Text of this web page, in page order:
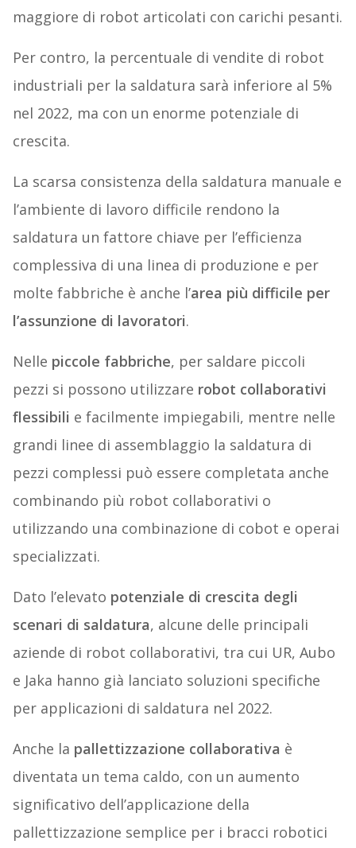
maggiore di robot articolati con carichi pesanti.
Per contro, la percentuale di vendite di robot
industriali per la saldatura sarà inferiore al 5%
nel 2022, ma con un enorme potenziale di
crescita.
La scarsa consistenza della saldatura manuale e
l’ambiente di lavoro difficile rendono la
saldatura un fattore chiave per l’efficienza
complessiva di una linea di produzione e per
molte fabbriche è anche l’area più difficile per
l’assunzione di lavoratori.
Nelle piccole fabbriche, per saldare piccoli
pezzi si possono utilizzare robot collaborativi
flessibili e facilmente impiegabili, mentre nelle
grandi linee di assemblaggio la saldatura di
pezzi complessi può essere completata anche
combinando più robot collaborativi o
utilizzando una combinazione di cobot e operai
specializzati.
Dato l’elevato potenziale di crescita degli
scenari di saldatura, alcune delle principali
aziende di robot collaborativi, tra cui UR, Aubo
e Jaka hanno già lanciato soluzioni specifiche
per applicazioni di saldatura nel 2022.
Anche la pallettizzazione collaborativa è
diventata un tema caldo, con un aumento
significativo dell’applicazione della
pallettizzazione semplice per i bracci robotici